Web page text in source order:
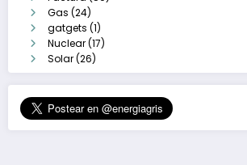
Gas (24)
gatgets (1)
Nuclear(17)
Solar(26)